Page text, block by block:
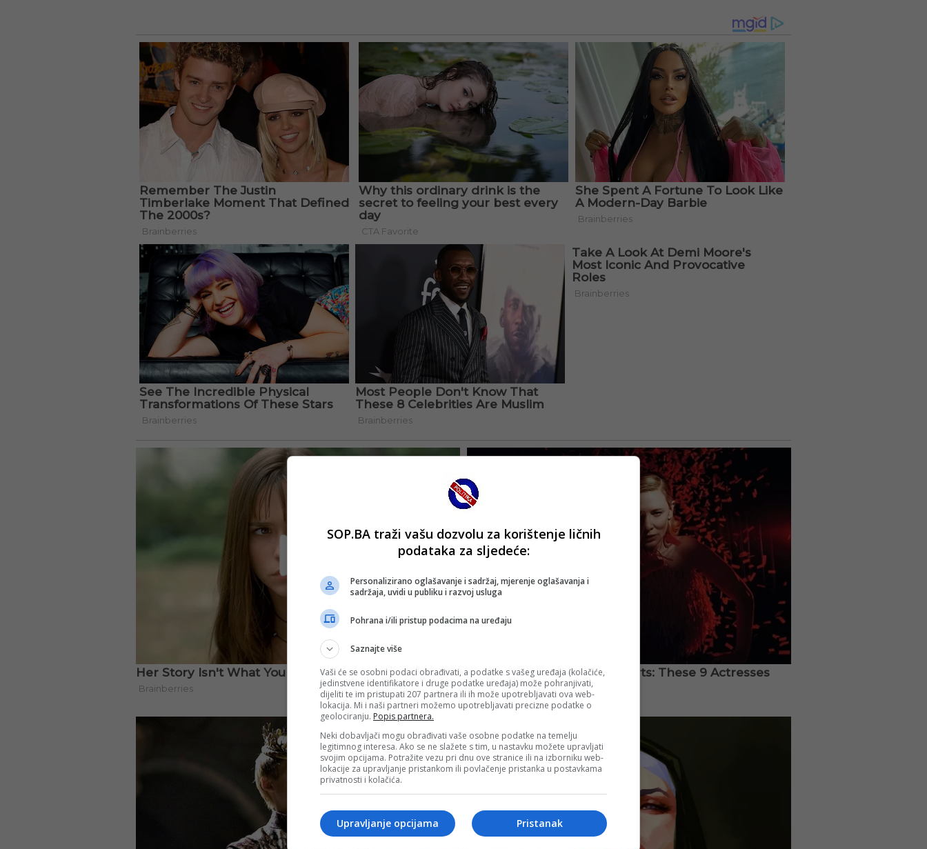
SOP.BA traži vašu dozvolu za korištenje ličnih
podataka za sljedeće:
Personalizirano oglašavanje i sadržaj, mjerenje oglašavanja i
sadržaja, uvidi u publiku i razvoj usluga
Pohrana i/ili pristup podacima na uređaju
Saznajte više
Vaši će se osobni podaci obrađivati, a podatke s vašeg uređaja (kolačiće,
jedinstvene identifikatore i druge podatke uređaja) može pohranjivati,
dijeliti te im pristupati 207 partnera ili ih može upotrebljavati ova web-
lokacija. Mi i naši partneri možemo upotrebljavati precizne podatke o
geolociranju. Popis partnera.
Neki dobavljači mogu obrađivati vaše osobne podatke na temelju
legitimnog interesa. Ako se ne slažete s tim, u nastavku možete upravljati
svojim opcijama. Potražite vezu pri dnu ove stranice ili na izborniku web-
lokacije za upravljanje pristankom ili povlačenje pristanka u postavkama
privatnosti i kolačića.
Pristanak
Upravljanje opcijama